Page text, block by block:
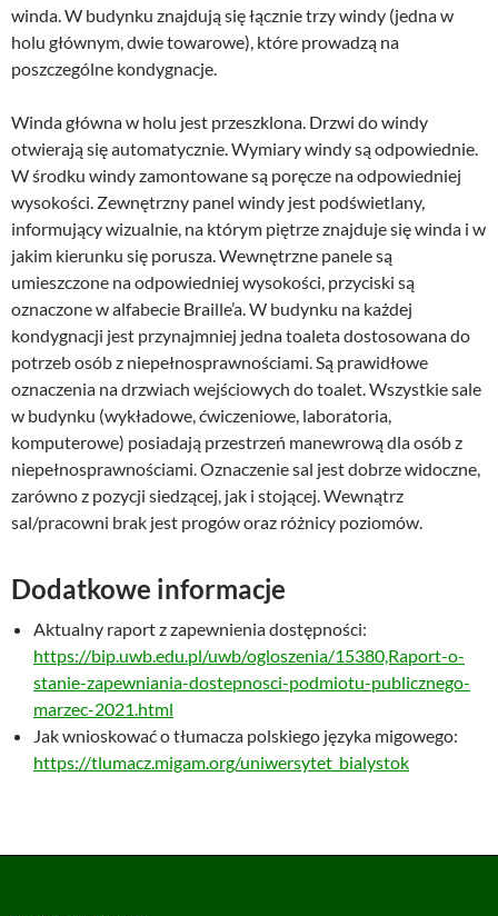
winda. W budynku znajdują się łącznie trzy windy (jedna w
holu głównym, dwie towarowe), które prowadzą na
poszczególne kondygnacje.
Winda główna w holu jest przeszklona. Drzwi do windy
otwierają się automatycznie. Wymiary windy są odpowiednie.
W środku windy zamontowane są poręcze na odpowiedniej
wysokości. Zewnętrzny panel windy jest podświetlany,
informujący wizualnie, na którym piętrze znajduje się winda i w
jakim kierunku się porusza. Wewnętrzne panele są
umieszczone na odpowiedniej wysokości, przyciski są
oznaczone w alfabecie Braille’a. W budynku na każdej
kondygnacji jest przynajmniej jedna toaleta dostosowana do
potrzeb osób z niepełnosprawnościami. Są prawidłowe
oznaczenia na drzwiach wejściowych do toalet. Wszystkie sale
w budynku (wykładowe, ćwiczeniowe, laboratoria,
komputerowe) posiadają przestrzeń manewrową dla osób z
niepełnosprawnościami. Oznaczenie sal jest dobrze widoczne,
zarówno z pozycji siedzącej, jak i stojącej. Wewnątrz
sal/pracowni brak jest progów oraz różnicy poziomów.
Dodatkowe informacje
Aktualny raport z zapewnienia dostępności:
https://bip.uwb.edu.pl/uwb/ogloszenia/15380,Raport-o-
stanie-zapewniania-dostepnosci-podmiotu-publicznego-
marzec-2021.html
Jak wnioskować o tłumacza polskiego języka migowego:
https://tlumacz.migam.org/uniwersytet_bialystok